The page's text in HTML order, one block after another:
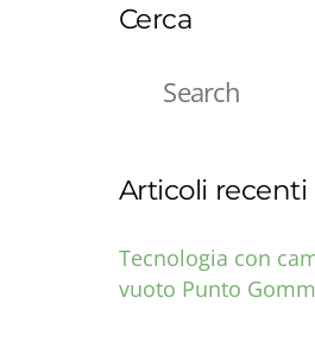
Cerca
Articoli recenti
Tecnologia con
vuoto Punto